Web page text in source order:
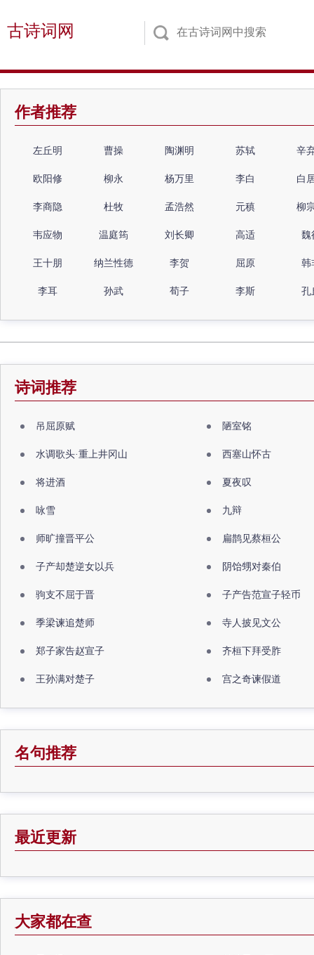
古诗词网
作者推荐
左丘明 曹操 陶渊明 苏轼 辛
欧阳修 柳永 杨万里 李白 白
李商隐 杜牧 孟浩然 元稹 柳
韦应物 温庭筠 刘长卿 高适 魏
王十朋 纳兰性德 李贺 屈原 韩
李耳 孙武 荀子 李斯 孔
诗词推荐
吊屈原赋 陋室铭
水调歌头·重上井冈山 西塞山怀古
将进酒 夏夜叹
咏雪 九辩
师旷撞晋平公 扁鹊见蔡桓公
子产却楚逆女以兵 阴饴甥对秦伯
驹支不屈于晋 子产告范宣子轻币
季梁谏追楚师 寺人披见文公
郑子家告赵宣子 齐桓下拜受胙
王孙满对楚子 宫之奇谏假道
名句推荐
最近更新
大家都在查